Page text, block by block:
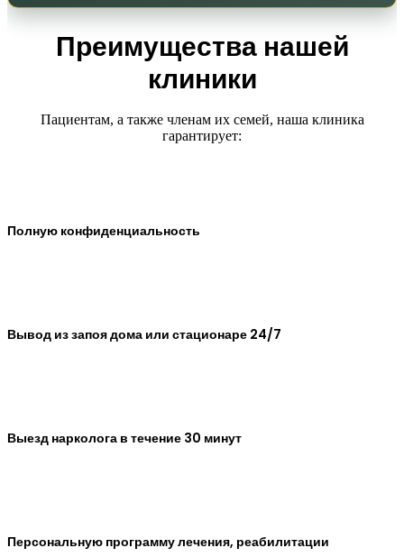
Преимущества нашей
клиники
Пациентам, а также членам их семей, наша клиника
гарантирует:
Полную конфиденциальность
Вывод из запоя дома или стационаре 24/7
Выезд нарколога в течение 30 минут
Персональную программу лечения, реабилитации